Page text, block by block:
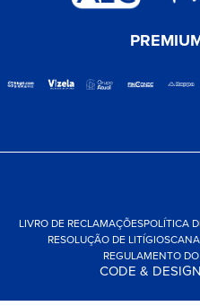
LIVRO DE RECLAMAÇÕESPOLÍTICA
RESOLUÇÃO DE LITÍGIOS
REGULAMENTO
CODE &